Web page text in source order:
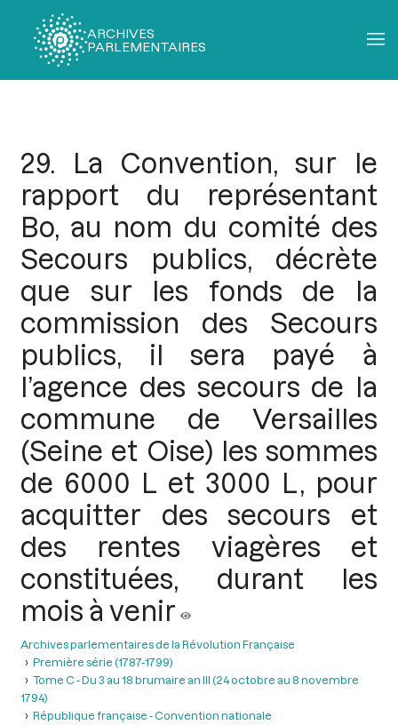
ARCHIVES
PARLEMENTAIRES
29. La Convention, sur le
rapport du représentant
Bo, au nom du comité des
Secours publics, décrète
que sur les fonds de la
commission des Secours
publics, il sera payé à
l’agence des secours de la
commune de Versailles
(Seine et Oise) les sommes
de 6000 L et 3000 L, pour
acquitter des secours et
des rentes viagères et
constituées, durant les
mois à venir
Archives parlementaires de la Révolution Française
Première série (1787-1799)
Tome C - Du 3 au 18 brumaire an III (24 octobre au 8 novembre
1794)
République française - Convention nationale